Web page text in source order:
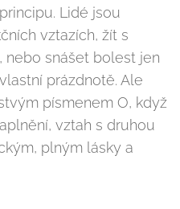
Lidé jsou
vztazích, žít s
nebo snášet bolest jen
prázdnotě. Ale
písmenem O, když
vztah s druhou
plným lásky a